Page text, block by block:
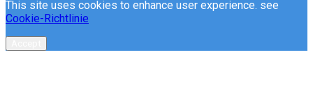
This site uses cookies to enhance user experience. see
Cookie-Richtlinie